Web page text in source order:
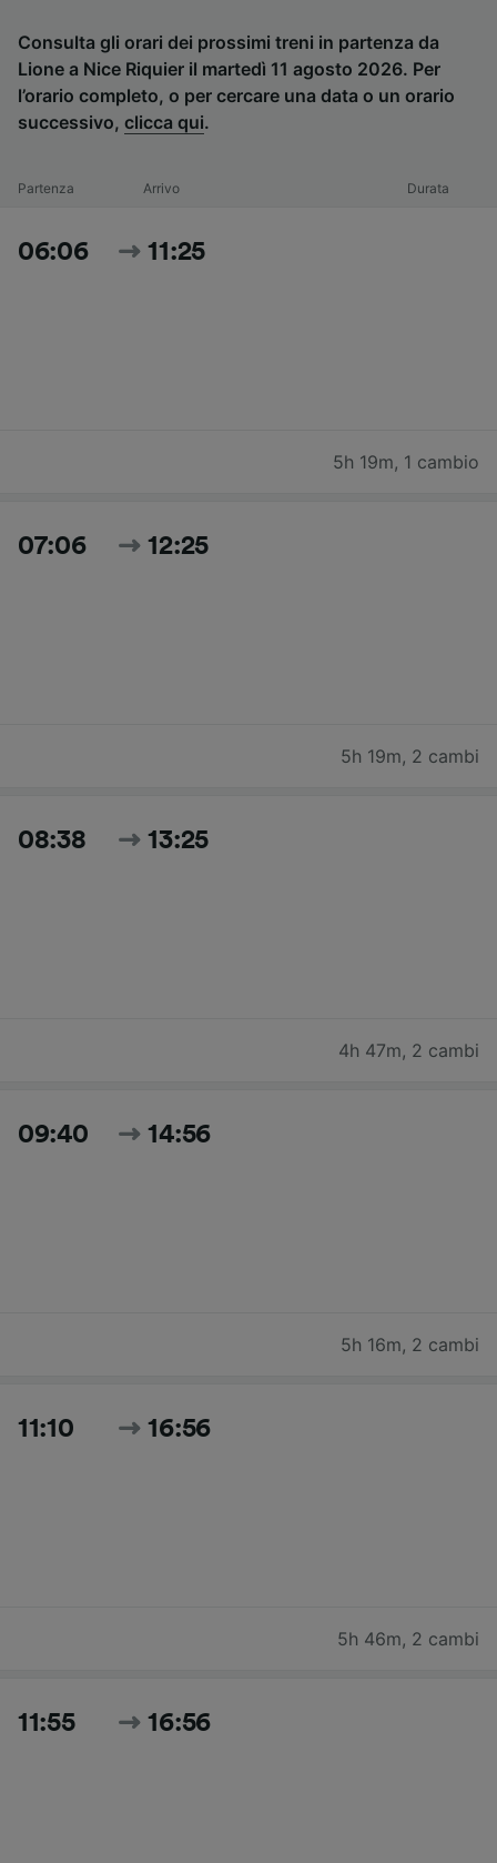
Consulta gli orari dei prossimi treni in partenza da
Lione a Nice Riquier il martedì 11 agosto 2026. Per
l’orario completo, o per cercare una data o un orario
successivo, clicca qui.
Partenza Arrivo Durata
06:06 11:25
5h 19m, 1 cambio
07:06 12:25
5h 19m, 2 cambi
08:38 13:25
4h 47m, 2 cambi
09:40 14:56
5h 16m, 2 cambi
11:10 16:56
5h 46m, 2 cambi
11:55 16:56